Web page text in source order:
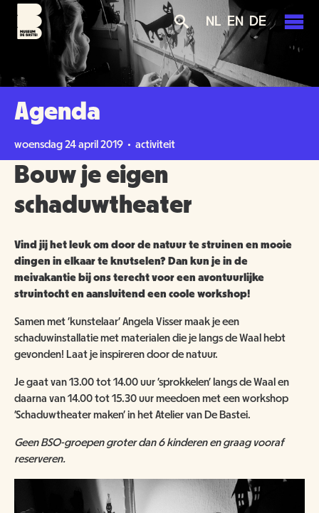
Overslaan
naar
gaan
Skip
main
Skip
search
NL EN DE
PLAN JE BEZOEK
TICKETS
OPENINGSTIJDEN
ENTREEPRIJZEN
TOEGANKELIJKHEID
SCHOOLBEZOEK
EXPOSITIES
HORECA
MUSEUMWINKEL
ZAALVERHUUR
AGENDA
OVER ONS
MISSIE EN VISIE
ORGANISATIE
ANBI
COMITÉ VAN AANBEVELING
BESTUUR
JAARVERSLAG
WORD VRIEND
GEEF EEN VRIENDSCHAP CADEAU!
ARCHITECTUUR
GROENMAKERS
SCHOLEN
NATUUR- & MILIEUORGANISATIES
NME NIEUWS & INSPIRATIE
SCHOLEN
Agenda
woensdag 24 april 2019 • activiteit
Bouw je eigen
schaduwtheater
Vind jij het leuk om door de natuur te struinen en mooie
dingen in elkaar te knutselen? Dan kun je in de
meivakantie bij ons terecht voor een avontuurlijke
struintocht en aansluitend een coole workshop!
Samen met 'kunstelaar' Angela Visser maak je een
schaduwinstallatie met materialen die je langs de Waal hebt
gevonden! Laat je inspireren door de natuur.
Je gaat van 13.00 tot 14.00 uur 'sprokkelen' langs de Waal en
daarna van 14.00 tot 15.30 uur meedoen met een workshop
'Schaduwtheater maken' in het Atelier van De Bastei.
Geen BSO-groepen groter dan 6 kinderen en graag vooraf
reserveren.